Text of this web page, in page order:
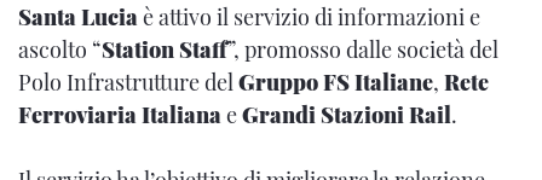
Santa Luciaè attivo il servizio di informazioni e
ascolto “Station Staff”, promosso dalle società del
Polo Infrastrutture delGruppo FS Italiane, Rete
Ferroviaria ItalianaeGrandi Stazioni Rail.